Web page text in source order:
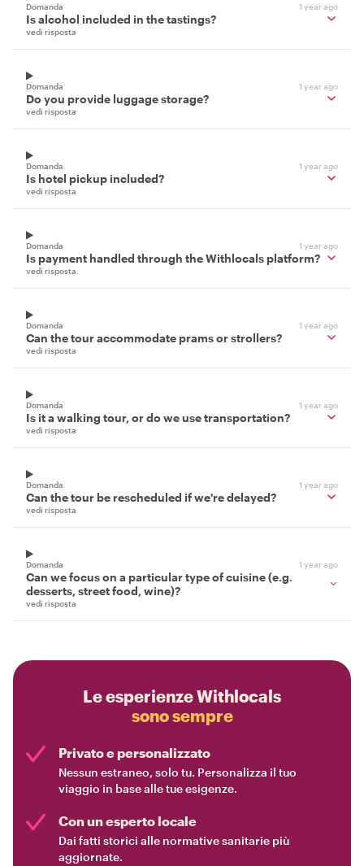
Domanda 1 year ago
Is alcohol included in the tastings?
vedi risposta
Domanda 1 year ago
Do you provide luggage storage?
vedi risposta
Domanda 1 year ago
Is hotel pickup included?
vedi risposta
Domanda 1 year ago
Is payment handled through the Withlocals platform?
vedi risposta
Domanda 1 year ago
Can the tour accommodate prams or strollers?
vedi risposta
Domanda 1 year ago
Is it a walking tour, or do we use transportation?
vedi risposta
Domanda 1 year ago
Can the tour be rescheduled if we're delayed?
vedi risposta
Domanda 1 year ago
Can we focus on a particular type of cuisine (e.g.
desserts, street food, wine)?
vedi risposta
Le esperienze Withlocals
sono sempre
Privato e personalizzato
Nessun estraneo, solo tu. Personalizza il tuo
viaggio in base alle tue esigenze.
Con un esperto locale
Dai fatti storici alle normative sanitarie più
aggiornate.